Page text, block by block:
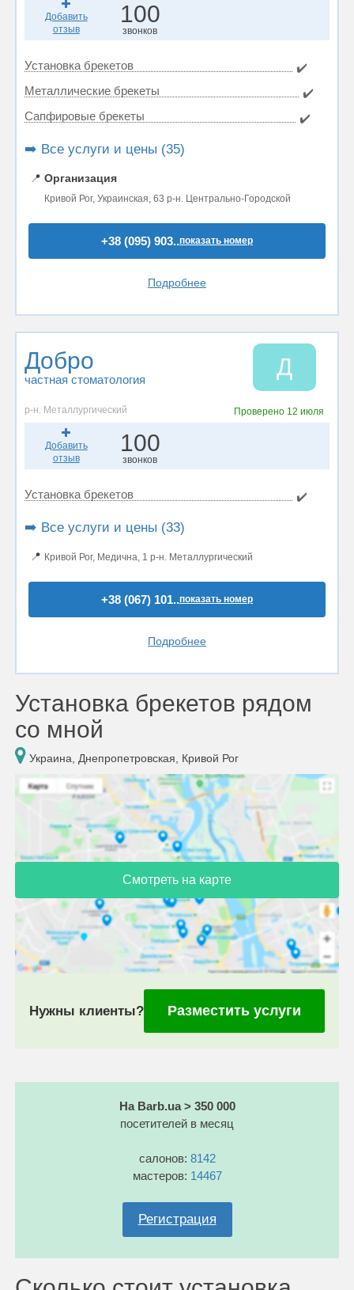
Добавить
отзыв
100
звонков
Установка брекетов
✔️
Металлические брекеты
✔️
Сапфировые брекеты
✔️
➡️ Все услуги и цены (35)
📍 Организация
Кривой Рог, Украинская, 63 р-н. Центрально-Городской
+38 (095) 903..показать номер
Подробнее
Добро
частная стоматология Д
р-н. Металлургический Проверено 12 июля
Добавить
отзыв
100
звонков
Установка брекетов ✔️
➡️ Все услуги и цены (33)
📍 Кривой Рог, Медична, 1 р-н. Металлургический
+38 (067) 101..показать номер
Подробнее
Установка брекетов рядом
со мной
Украина, Днепропетровская, Кривой Рог
Смотреть на карте
Нужны клиенты? Разместить услуги
На Barb.ua > 350 000
посетителей в месяц
салонов: 8142
мастеров: 14467
Регистрация